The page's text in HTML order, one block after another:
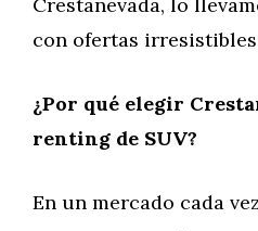
con ofertas
¿Por qué elegir
renting de SUV?
En un mercado cada